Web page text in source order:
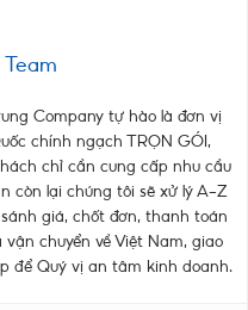
Team
Company tự hào là đơn vị
chính ngạch TRỌN GÓI,
chỉ cần cung cấp nhu cầu
còn lại chúng tôi sẽ xử lý A–Z
giá, chốt đơn, thanh toán
chuyển về Việt Nam, giao
để Quý vị an tâm kinh doanh.